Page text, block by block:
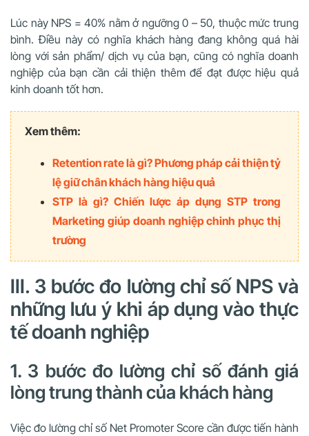
Lúc này NPS = 40% nằm ở ngưỡng 0 – 50, thuộc mức trung
bình. Điều này có nghĩa khách hàng đang không quá hài
lòng với sản phẩm/ dịch vụ của bạn, cũng có nghĩa doanh
nghiệp của bạn cần cải thiện thêm để đạt được hiệu quả
kinh doanh tốt hơn.
Xem thêm:
Retention rate là gì? Phương pháp cải thiện tỷ
lệ giữ chân khách hàng hiệu quả
STP là gì? Chiến lược áp dụng STP trong
Marketing giúp doanh nghiệp chinh phục thị
trường
III. 3 bước đo lường chỉ số NPS và
những lưu ý khi áp dụng vào thực
tế doanh nghiệp
1. 3 bước đo lường chỉ số đánh giá
lòng trung thành của khách hàng
Việc đo lường chỉ số Net Promoter Score cần được tiến hành